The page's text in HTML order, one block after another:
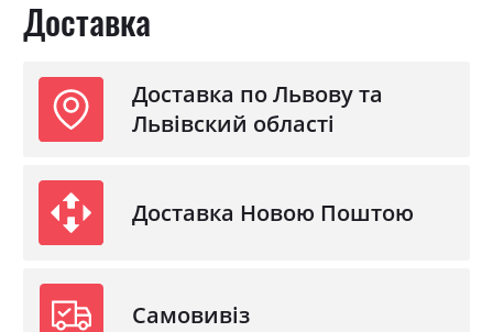
Доставка
Доставка по Львову та
Львівский області
Доставка Новою Поштою
Самовивіз